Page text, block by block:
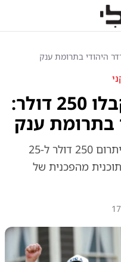
25 מיליון ילדים יקבלו 250 דולר:
בתרומת ענק
המיליארדר האמריקאי מייקל דל יתרום 250 דולר ל-25
מהפכנית של